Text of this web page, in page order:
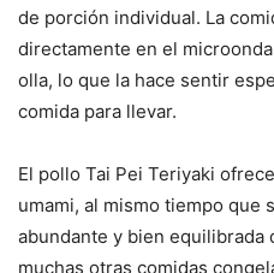
de porción individual. La
directamente en el
olla, lo que la hace sentir
comida para llevar.
El pollo Tai Pei Teriyaki
umami, al mismo tiempo que
abundante y bien equilibrada
muchas otras comidas